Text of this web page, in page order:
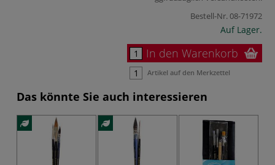
Bestell-Nr.08-71972
Auf Lager.
In den Warenkorb
Artikel auf den Merkzettel
Das könnte Sie auch interessieren